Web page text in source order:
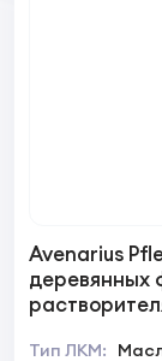
Avenarius
деревянных
Тип ЛКМ: